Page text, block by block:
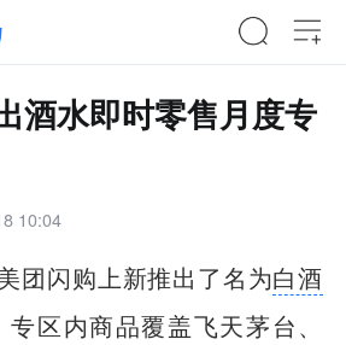
酒水即时零售月度专
10:04
团闪购上新推出了名为白酒
区内商品覆盖飞天茅台、